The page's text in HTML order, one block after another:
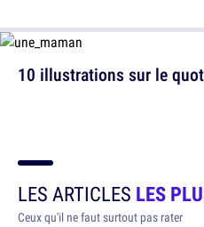
10 illustrations sur le
LES ARTICLES LES
Ceux qu'il ne faut surtout pas rater